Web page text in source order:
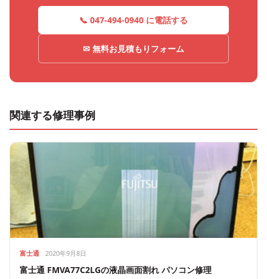
📞 047-494-0940 に電話する
✉ 無料お見積もりフォーム
関連する修理事例
富士通 2020年9月8日
富士通 FMVA77C2LGの液晶画面割れ パソコン修理